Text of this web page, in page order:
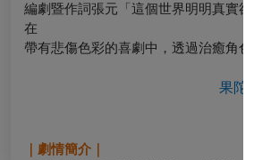
編劇暨作詞張元「這個世界明明真實
在
帶有悲傷色彩的喜劇 中，透過治癒角
果陀
｜劇情簡介｜